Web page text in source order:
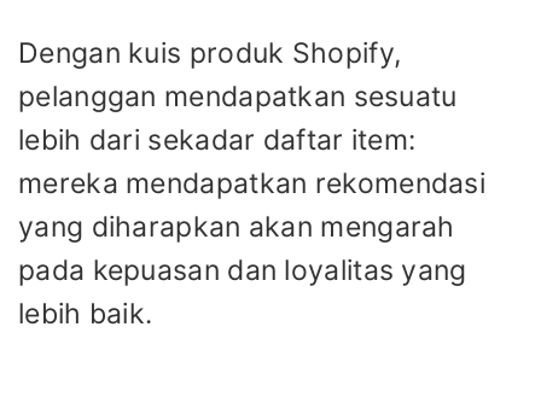
Dengan kuis produk Shopify,
pelanggan mendapatkan sesuatu
lebih dari sekadar daftar item:
mereka mendapatkan rekomendasi
yang diharapkan akan mengarah
pada kepuasan dan loyalitas yang
lebih baik.